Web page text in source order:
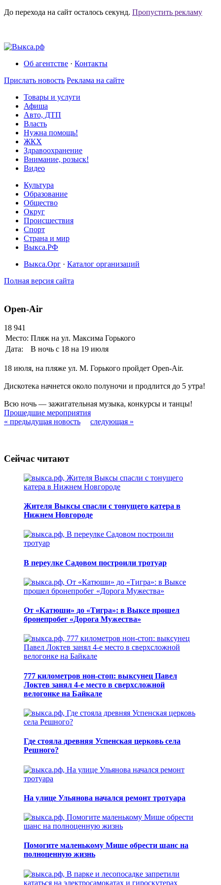
До перехода на сайт осталось секунд. Пропустить рекламу
Об агентстве · Контакты
Прислать новость Реклама на сайте
Товары и услуги
Афиша
Авто, ДТП
Власть
Нужна помощь!
ЖКХ
Здравоохранение
Внимание, розыск!
Видео
Культура
Образование
Общество
Округ
Происшествия
Спорт
Страна и мир
Выкса.РФ
Выкса.Орг · Каталог организаций
Полная версия сайта
Open-Air
18 941
Место: Пляж на ул. Максима Горького
Дата:
В ночь с 18 на 19 июля
18 июля, на пляже ул. М. Горького пройдет Open-Air.
Дискотека начнется около полуночи и продлится до 5 утра!
Всю ночь — зажигательная музыка, конкурсы и танцы!
Прошедшие мероприятия
« предыдущая новость
следующая »
Сейчас читают
Жителя Выксы спасли с тонущего катера в
Нижнем Новгороде
В переулке Садовом построили тротуар
От «Катюши» до «Тигра»: в Выксе прошел
бронепробег «Дорога Мужества»
777 километров нон-стоп: выксунец Павел
Локтев занял 4-е место в сверхсложной
велогонке на Байкале
Где стояла древняя Успенская церковь села
Решного?
На улице Ульянова начался ремонт тротуара
Помогите маленькому Мише обрести шанс на
полноценную жизнь